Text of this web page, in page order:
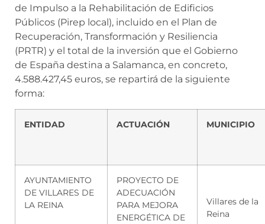
de Impulso a la Rehabilitación de Edificios
Públicos (Pirep local), incluido en el Plan de
Recuperación, Transformación y Resiliencia
(PRTR) y el total de la inversión que el Gobierno
de España destina a Salamanca, en concreto,
4.588.427,45 euros, se repartirá de la siguiente
forma:
ENTIDAD ACTUACIÓN MUNICIPIO
AYUNTAMIENTO
DE VILLARES DE
LA REINA
PROYECTO DE
ADECUACIÓN
PARA MEJORA
ENERGÉTICA DE
Villares de la
Reina